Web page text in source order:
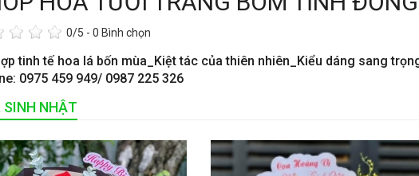
0/5 - 0 Bình chọn
tinh tế hoa lá bốn mùa_Kiệt tác của thiên nhiên_Kiểu dáng sang
0975 459 949/ 0987 225 326
SINH NHẬT